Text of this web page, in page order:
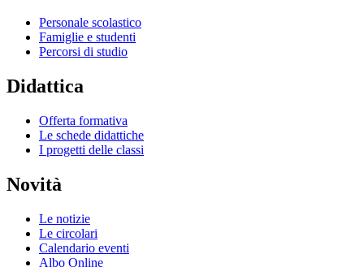
Personale scolastico
Famiglie e studenti
Percorsi di studio
Didattica
Offerta formativa
Le schede didattiche
I progetti delle classi
Novità
Le notizie
Le circolari
Calendario eventi
Albo Online